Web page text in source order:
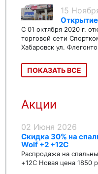
15
С 01 октября 2020 г.
торговой сети
Хабаровск ул.
ПОКАЗАТЬ ВСЕ
Акции
02 Июня 2026
Скидка 30% на
Wolf +2 +12C
Распродажа на
+12C Новая цена 1850